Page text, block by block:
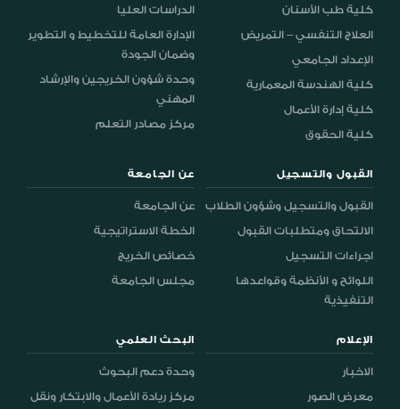
كلية طب الأسنان
العلاج التنفسي – التمريض
الإعداد الجامعي
كلية الهندسة المعمارية
كلية إدارة الأعمال
كلية الحقوق
الدراسات العليا
الإدارة العامة للتخطيط و التطوير
وضمان الجودة
وحدة شؤون الخريجين والإرشاد
المهني
مركز مصادر التعلم
القبول والتسجيل
القبول والتسجيل وشؤون الطلاب
الالتحاق ومتطلبات القبول
اجراءات التسجيل
اللوائح و الأنظمة وقواعدها
التنفيذية
عن الجامعة
عن الجامعة
الخطة الاستراتيجية
خصائص الخريج
مجلس الجامعة
الإعلام
الاخبار
معرض الصور
البحث العلمي
وحدة دعم البحوث
مركز ريادة الأعمال والابتكار ونقل